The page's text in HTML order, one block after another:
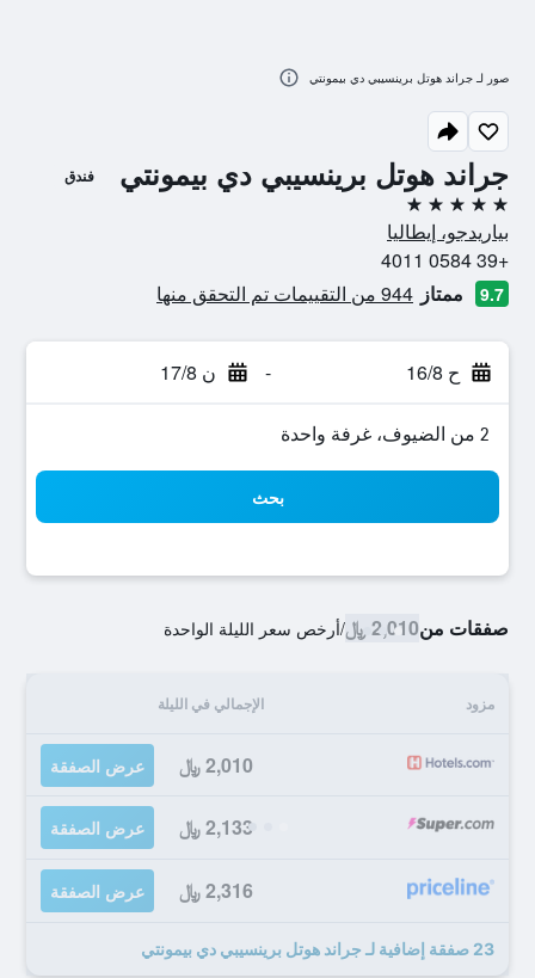
جراند هوتل برينسيبي دي بيمونتي فندق
5 نجوم
بياريدجو، إيطاليا
+39 0584 4011
9.7 ممتاز 944 من التقييمات تم التحقق منها
ح 16/8 - ن 17/8
2 من الضيوف، غرفة واحدة
بحث
صفقات من2,010 ﷼ /أرخص سعر الليلة الواحدة
مزود الإجمالي في الليلة
2,010 ﷼ عرض الصفقة
2,133 ﷼ عرض الصفقة
2,316 ﷼ عرض الصفقة
23 صفقة إضافية لـ جراند هوتل برينسيبي دي بيمونتي
صور لـ جراند هوتل برينسيبي دي بيمونتي